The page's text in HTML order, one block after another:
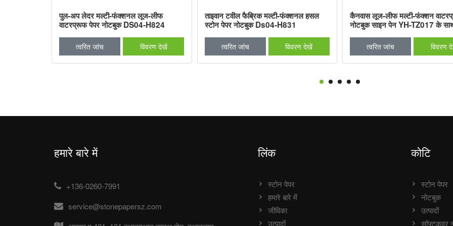
पुल-अप लेदर मल्टी-फंक्शनल लूज-लीफ
वाटरप्रूफ पेपर नोटबुक DS04-H824
त्वरित जांच विवरण देखें
ताइवान टवील फैब्रिक मल्टी-फंक्शनल हसल
स्टोन पेपर नोटबुक Ds04-H831
त्वरित जांच विवरण देखें
कैनवास लूज-लीफ मल्टी-फंक्शन
नोटबुक साइन पेन YH-TZ017 के
त्वरित जांच विवरण
हमारे बारे में
+136-0260-7991
service@stonepapersz.com
लिंक
स्टोन पेपर
हमारे बारे में
जीविका
उत्पादों
कोटि
स्टोन पेपर
नोटबुक
उत्पादों
सॉफ्टकवर